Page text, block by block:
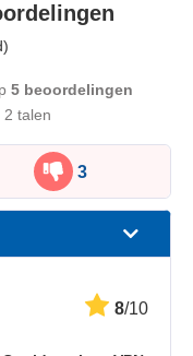
5beoordelingen
2 talen
3
8/10